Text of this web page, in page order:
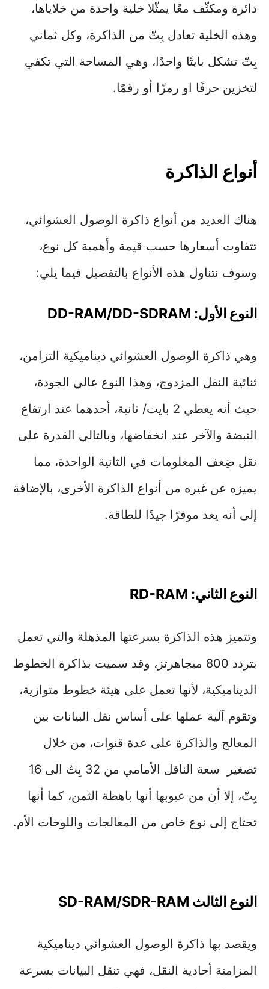
دائرة ومكثّف معًا يمثّلا خلية واحدة من خلاياها،
وهذه الخلية تعادل بِتّ من الذاكرة، وكل ثماني
بِتّ تشكل بايتًا واحدًا، وهي المساحة التي تكفي
لتخزين حرفًا او رمزًا أو رقمًا.
أنواع الذاكرة
هناك العديد من أنواع ذاكرة الوصول العشوائي،
تتفاوت أسعارها حسب قيمة وأهمية كل نوع،
وسوف نتناول هذه الأنواع بالتفصيل فيما يلي:
النوع الأول: DD-RAM/DD-SDRAM
وهي ذاكرة الوصول العشوائي ديناميكية التزامن،
ثنائية النقل المزدوج، وهذا النوع عالي الجودة،
حيث أنه يعطي 2 بايت/ ثانية، أحدهما عند ارتفاع
النبضة والآخر عند انخفاضها، وبالتالي القدرة على
نقل ضِعف المعلومات في الثانية الواحدة، مما
يميزه عن غيره من أنواع الذاكرة الأخرى، بالإضافة
إلى أنه يعد موفرًا جيدًا للطاقة.
النوع الثاني: RD-RAM
وتتميز هذه الذاكرة بسرعتها المذهلة والتي تعمل
بتردد 800 ميجاهرتز، وقد سميت بذاكرة الخطوط
الديناميكية، لأنها تعمل على هيئة خطوط متوازية،
وتقوم آلية عملها على أساس نقل البيانات بين
المعالج والذاكرة على عدة قنوات، من خلال
تصغير سعة الناقل الأمامي من 32 بِتّ الى 16
بِتّ، إلا أن من عيوبها أنها باهظة الثمن، كما أنها
تحتاج إلى نوع خاص من المعالجات واللوحات الأم.
النوع الثالث SD-RAM/SDR-RAM
ويقصد بها ذاكرة الوصول العشوائي ديناميكية
المزامنة أحادية النقل، فهي تنقل البيانات بسرعة